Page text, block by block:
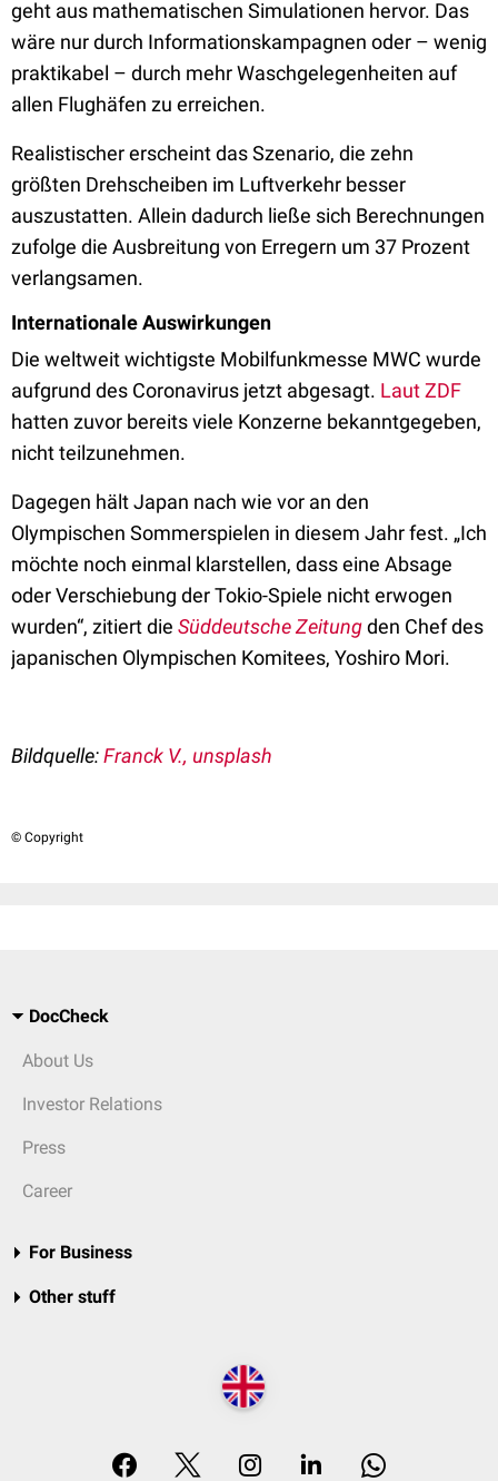
geht aus mathematischen Simulationen hervor. Das
wäre nur durch Informationskampagnen oder – wenig
praktikabel – durch mehr Waschgelegenheiten auf
allen Flughäfen zu erreichen.
Realistischer erscheint das Szenario, die zehn
größten Drehscheiben im Luftverkehr besser
auszustatten. Allein dadurch ließe sich Berechnungen
zufolge die Ausbreitung von Erregern um 37 Prozent
verlangsamen.
Internationale Auswirkungen
Die weltweit wichtigste Mobilfunkmesse MWC wurde
aufgrund des Coronavirus jetzt abgesagt. Laut ZDF
hatten zuvor bereits viele Konzerne bekanntgegeben,
nicht teilzunehmen.
Dagegen hält Japan nach wie vor an den
Olympischen Sommerspielen in diesem Jahr fest. „Ich
möchte noch einmal klarstellen, dass eine Absage
oder Verschiebung der Tokio-Spiele nicht erwogen
wurden“, zitiert die Süddeutsche Zeitungden Chef des
japanischen Olympischen Komitees, Yoshiro Mori.
Bildquelle:Franck V., unsplash
© Copyright
DocCheck
About Us
Investor Relations
Press
Career
For Business
Other stuff